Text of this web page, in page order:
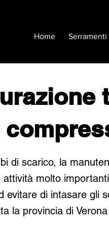
Home Serramenti
di scarico, la
attività molto
evitare di intasare gli
la provincia di